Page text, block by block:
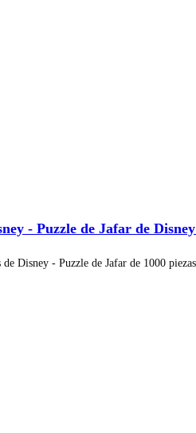
- Puzzle de Jafar de